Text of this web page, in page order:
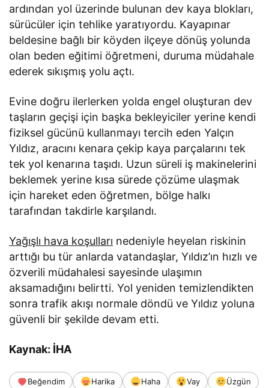
ardından yol üzerinde bulunan dev kaya blokları,
sürücüler için tehlike yaratıyordu. Kayapınar
beldesine bağlı bir köyden ilçeye dönüş yolunda
olan beden eğitimi öğretmeni, duruma müdahale
ederek sıkışmış yolu açtı.
Evine doğru ilerlerken yolda engel oluşturan dev
taşların geçişi için başka bekleyiciler yerine kendi
fiziksel gücünü kullanmayı tercih eden Yalçın
Yıldız, aracını kenara çekip kaya parçalarını tek
tek yol kenarına taşıdı. Uzun süreli iş makinelerini
beklemek yerine kısa sürede çözüme ulaşmak
için hareket eden öğretmen, bölge halkı
tarafından takdirle karşılandı.
Yağışlı hava koşulları nedeniyle heyelan riskinin
arttığı bu tür anlarda vatandaşlar, Yıldız’ın hızlı ve
özverili müdahalesi sayesinde ulaşımın
aksamadığını belirtti. Yol yeniden temizlendikten
sonra trafik akışı normale döndü ve Yıldız yoluna
güvenli bir şekilde devam etti.
Kaynak: İHA
Beğendim Harika Haha Vay
Üzgün